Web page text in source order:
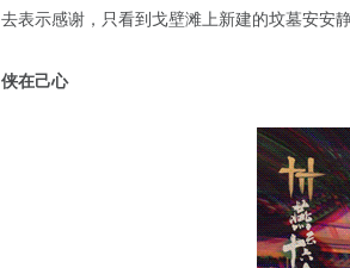
去表示感谢，只看到戈壁滩上新建的坟墓安安
侠在己心